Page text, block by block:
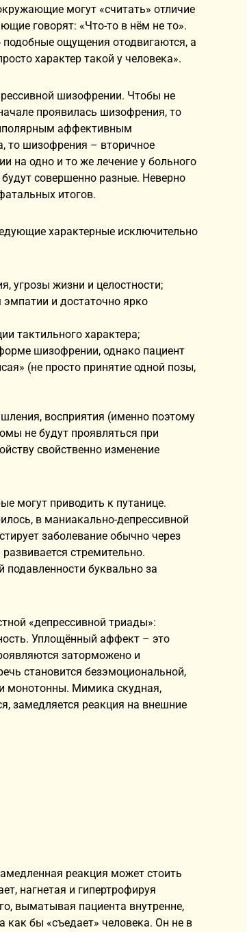
могут «считать» отличие
говорят: «Что-то в нём не то».
подобные ощущения отодвигаются, а
характер такой у человека».
шизофрении. Чтобы не
проявилась шизофрения, то
аффективным
то шизофрения – вторичное
на одно и то же лечение у больного
совершенно разные. Неверно
итогов.
характерные исключительно
угрозы жизни и целостности;
эмпатии и достаточно ярко
тактильного характера;
шизофрении, однако пациент
(не просто принятие одной позы,
восприятия (именно поэтому
не будут проявляться при
свойственно изменение
могут приводить к путанице.
в маниакально-депрессивной
заболевание обычно через
стремительно.
подавленности буквально за
«депрессивной триады»:
Уплощённый аффект – это
заторможено и
становится безэмоциональной,
монотонны. Мимика скудная,
замедляется реакция на внешние
реакция может стоить
нагнетая и гипертрофируя
выматывая пациента внутренне,
как бы «съедает» человека. Он не в